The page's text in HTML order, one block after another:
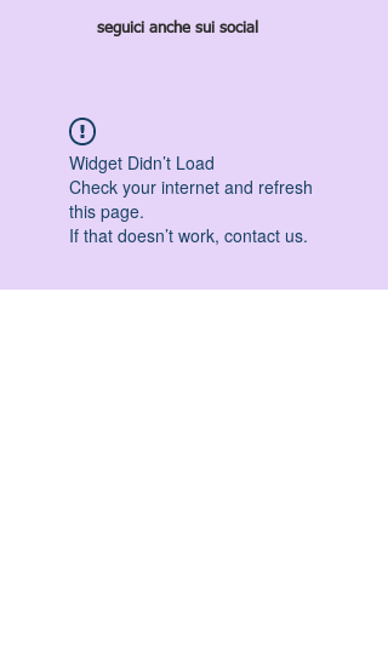
seguici anche sui social
Widget Didn’t Load
Check your internet and refresh
this page.
If that doesn’t work, contact us.